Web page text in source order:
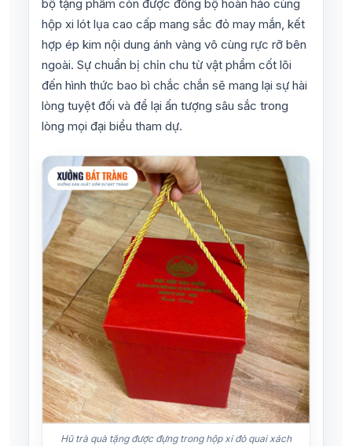
bộ tặng phẩm còn được đồng bộ hoàn hảo cùng
hộp xi lót lụa cao cấp mang sắc đỏ may mắn, kết
hợp ép kim nội dung ánh vàng vô cùng rực rỡ bên
ngoài. Sự chuẩn bị chỉn chu từ vật phẩm cốt lõi
đến hình thức bao bì chắc chắn sẽ mang lại sự hài
lòng tuyệt đối và để lại ấn tượng sâu sắc trong
lòng mọi đại biểu tham dự.
Hũ trà quà tặng được đựng trong hộp xi đỏ quai xách